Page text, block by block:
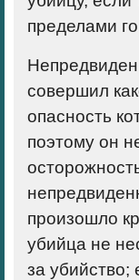
пределами
совершил
опасность
поэтому он
произошло
убийца не
за убийство;